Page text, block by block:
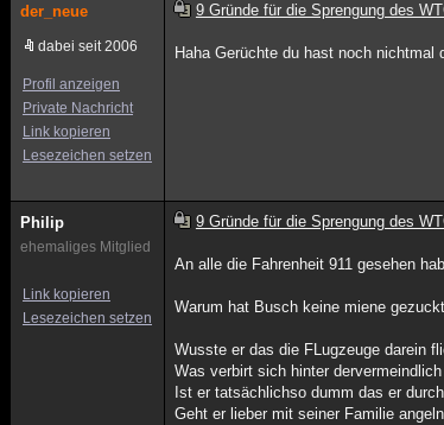
der_neue
dabei seit 2006
Profil anzeigen
Private Nachricht
Link kopieren
Lesezeichen setzen
9 Gründe für die Sprengung des
Haha Gerüchte du hast noch
Philip
ehemaliges Mitglied
Link kopieren
Lesezeichen setzen
9 Gründe für die Sprengung des
An alle die Fahrenheit 911 gesehen
Warum hat Busch keine miene
Wusste er das die FLugzeuge darein
Was verbirt sich hinter
Ist er tatsächlichso dumm das er
Geht er lieber mit seiner Familie